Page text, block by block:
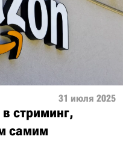
31 июля 2025
стриминг,
самим